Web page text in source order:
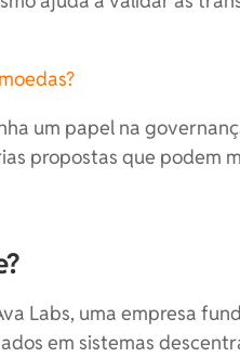
um papel na
propostas que podem
Labs, uma empresa
em sistemas